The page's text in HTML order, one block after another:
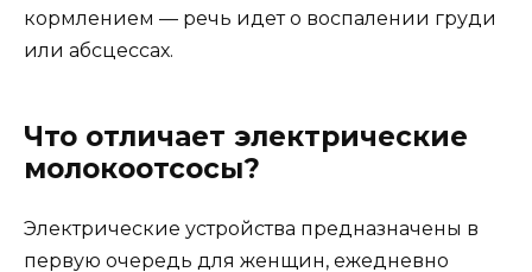
кормлением — речь идет о воспалении груди
или абсцессах.
Что отличает электрические
молокоотсосы?
Электрические устройства предназначены в
первую очередь для женщин, ежедневно